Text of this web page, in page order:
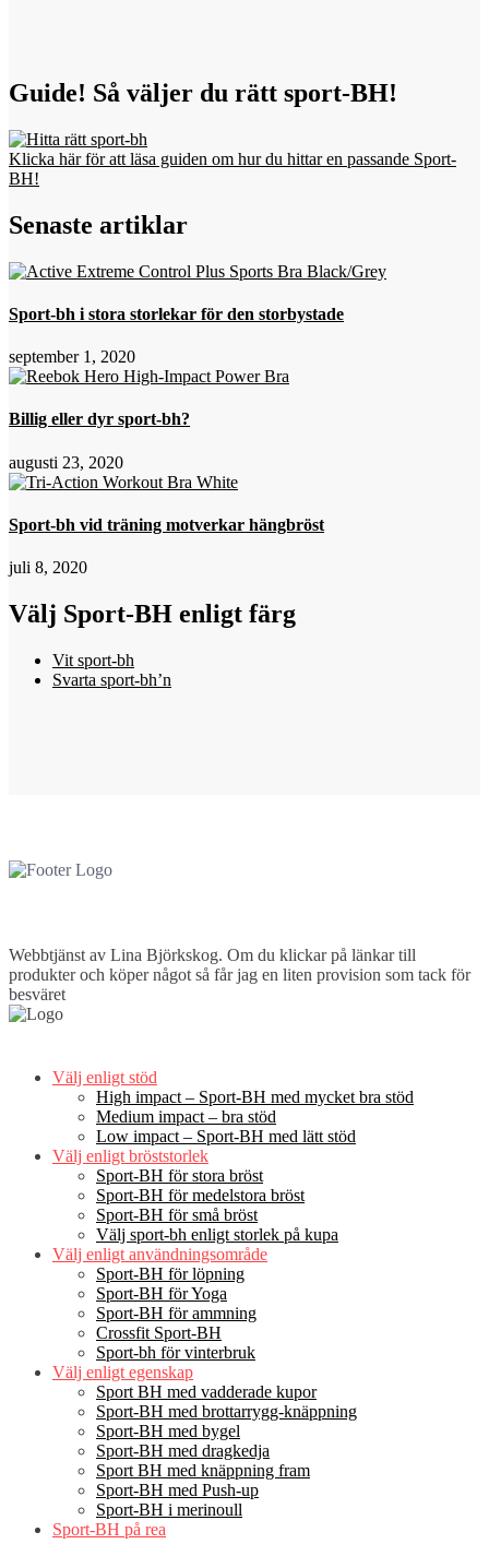
Guide! Så väljer du rätt sport-BH!
Klicka här för att läsa guiden om hur du hittar en passande Sport-
BH!
Senaste artiklar
Sport-bh i stora storlekar för den storbystade
september 1, 2020
Billig eller dyr sport-bh?
augusti 23, 2020
Sport-bh vid träning motverkar hängbröst
juli 8, 2020
Välj Sport-BH enligt färg
Vit sport-bh
Svarta sport-bh’n
Webbtjänst av Lina Björkskog. Om du klickar på länkar till
produkter och köper något så får jag en liten provision som tack för
besväret
Välj enligt stöd
High impact – Sport-BH med mycket bra stöd
Medium impact – bra stöd
Low impact – Sport-BH med lätt stöd
Välj enligt bröststorlek
Sport-BH för stora bröst
Sport-BH för medelstora bröst
Sport-BH för små bröst
Välj sport-bh enligt storlek på kupa
Välj enligt användningsområde
Sport-BH för löpning
Sport-BH för Yoga
Sport-BH för ammning
Crossfit Sport-BH
Sport-bh för vinterbruk
Välj enligt egenskap
Sport BH med vadderade kupor
Sport-BH med brottarrygg-knäppning
Sport-BH med bygel
Sport-BH med dragkedja
Sport BH med knäppning fram
Sport-BH med Push-up
Sport-BH i merinoull
Sport-BH på rea